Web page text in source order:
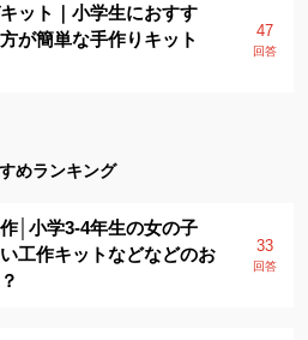
ット｜小学生におすす
が簡単な手作りキット
47
回答
めランキング
│小学3-4年生の女の子
工作キットなどなどのお
33
回答